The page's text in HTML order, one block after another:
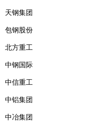
天钢集团
包钢股份
北方重工
中钢国际
中信重工
中铝集团
中冶集团